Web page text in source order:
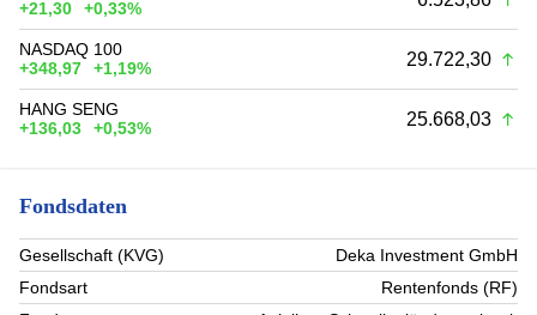
+21,30
+0,33%
NASDAQ 100
+348,97
+1,19% 29.722,30
HANG SENG
+136,03
+0,53% 25.668,03
Fondsdaten
Gesellschaft (KVG)
Deka Investment GmbH
Fondsart
Rentenfonds (RF)